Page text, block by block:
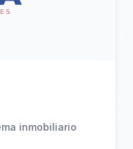
inmobiliario